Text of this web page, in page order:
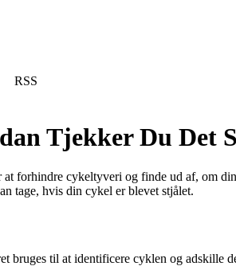
RSS
Tjekker Du Det
forhindre cykeltyveri og finde ud af, om
tage, hvis din cykel er blevet stjålet.
til at identificere cyklen og adskille